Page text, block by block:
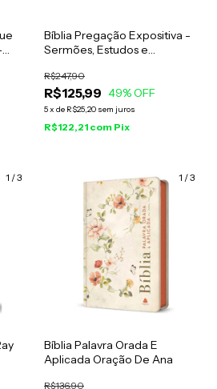
Bíblia Pregação Expositiva -
Sermões, Estudos e
Lopes - RA Capa Dura
Harmonia
R$125,99
R$247,90
49% OFF
5x de R$25,20 sem juros
R$122,21 com Pix
1 /3 1 /3
Bíblia Palavra Orada E
Aplicada Oração De Ana
R$136,90